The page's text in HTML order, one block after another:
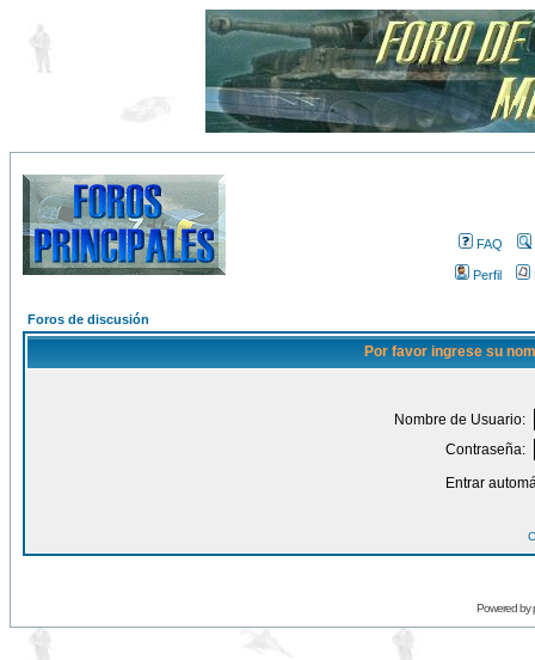
FAQ
Perfil
Foros de discusión
Por favor ingrese su
Nombre de Usuario:
Contraseña:
Entrar
Powered by